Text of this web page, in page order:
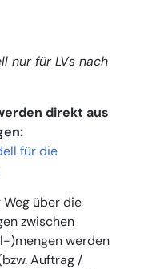
nur für LVs nach
direkt aus
für die
über die
zwischen
)mengen werden
Auftrag /